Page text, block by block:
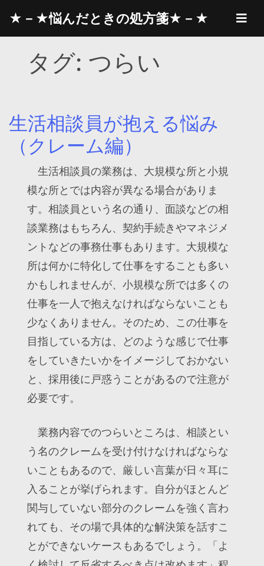
content
★－★悩んだときの処方箋★－★
タグ: つらい
生活相談員が抱える悩み
（クレーム編）
生活相談員の業務は、大規模な所と小規
模な所とでは内容が異なる場合がありま
す。相談員という名の通り、面談などの相
談業務はもちろん、契約手続きやマネジメ
ントなどの事務仕事もあります。大規模な
所は何かに特化して仕事をすることも多い
かもしれませんが、小規模な所では多くの
仕事を一人で抱えなければならないことも
少なくありません。そのため、この仕事を
目指している方は、どのような感じで仕事
をしていきたいかをイメージしておかない
と、採用後に戸惑うことがあるので注意が
必要です。
業務内容でのつらいところは、相談とい
う名のクレームを受け付けなければならな
いこともあるので、厳しい言葉が日々耳に
入ることが挙げられます。自分がほとんど
関与していない部分のクレームを強く言わ
れても、その場で具体的な解決策を話すこ
とができないケースもあるでしょう。「よ